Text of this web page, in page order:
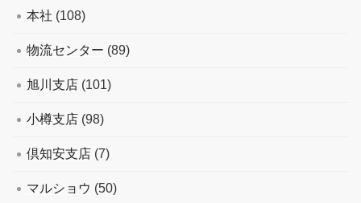
本社 (108)
物流センター (89)
旭川支店 (101)
小樽支店 (98)
倶知安支店 (7)
マルショウ (50)